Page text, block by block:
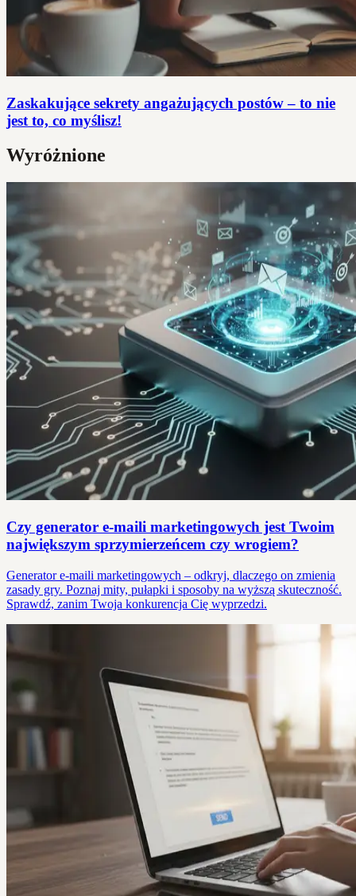
Zaskakujące sekrety angażujących postów – to nie
jest to, co myślisz!
Wyróżnione
Czy generator e-maili marketingowych jest Twoim
największym sprzymierzeńcem czy wrogiem?
Generator e-maili marketingowych – odkryj, dlaczego on zmienia
zasady gry. Poznaj mity, pułapki i sposoby na wyższą skuteczność.
Sprawdź, zanim Twoja konkurencja Cię wyprzedzi.